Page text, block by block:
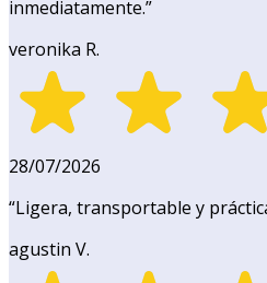
inmediatamente.”
veronika R.
28/07/2026
“Ligera, transportable y
agustin V.